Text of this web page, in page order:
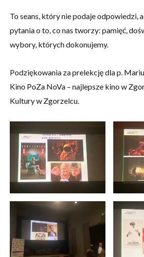
To seans, który nie podaje odpowiedzi,
pytania o to, co nas tworzy: pamięć,
wybory, których dokonujemy.
Podziękowania za prelekcję dla p.
Kino PoZa NoVa – najlepsze kino w
Kultury w Zgorzelcu.